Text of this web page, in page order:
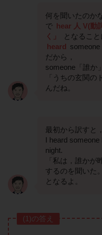
何を聞いたのか
で hear 人 V(動
く」
となること
heard someone
だから，
someone「誰か
「うちの玄関の
んだね。
最初から訳すと，
I heard
night.
「私は，誰かが
するのを聞いた
となるよ。
(1)の答え